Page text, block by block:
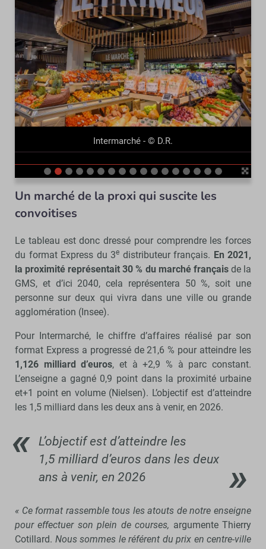
Intermarché - © D.R.
précédent suivant
Un marché de la proxi qui suscite les
convoitises
Le tableau est donc dressé pour comprendre les forces
du format Express du 3e distributeur français. En 2021,
la proximité représentait 30 % du marché françaisde la
GMS, et d’ici 2040, cela représentera 50 %, soit une
personne sur deux qui vivra dans une ville ou grande
agglomération (Insee).
Pour Intermarché, le chiffre d’affaires réalisé par son
format Express a progressé de 21,6 % pour atteindre les
1,126 milliard d’euros, et à +2,9 % à parc constant.
L’enseigne a gagné 0,9 point dans la proximité urbaine
et+1 point en volume (Nielsen). L’objectif est d’atteindre
les 1,5 milliard dans les deux ans à venir, en 2026.
L’objectif est d’atteindre les
1,5 milliard d’euros dans les deux
ans à venir, en 2026
« Ce format rassemble tous les atouts de notre enseigne
pour effectuer son plein de courses, argumente Thierry
Cotillard. Nous sommes le référent du prix en centre-ville